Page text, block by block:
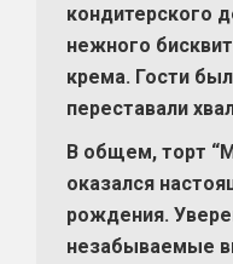
кондитерского
нежного
крема. Гости
переставали
В общем, торт
оказался
рождения.
незабываемые